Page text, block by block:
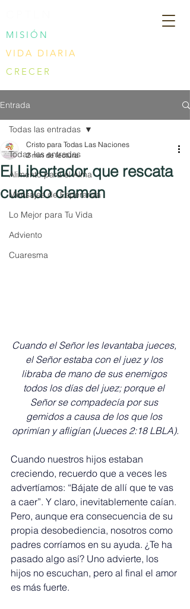
MISIÓN
VIDA DIARIA
CRECER
Entrada
Todas las entradas
Alimento para el Alma
Mensajes de Esperanza
Lo Mejor para Tu Vida
Adviento
Cuaresma
Todas las entradas
El Libertador que rescata
cuando claman
Cristo para Todas Las Naciones
2 min de lectura
Cuando el Señor les levantaba jueces,
el Señor estaba con el juez y los
libraba de mano de sus enemigos
todos los días del juez; porque el
Señor se compadecía por sus
gemidos a causa de los que los
oprimían y afligían (Jueces 2:18 LBLA).
Cuando nuestros hijos estaban
creciendo, recuerdo que a veces les
advertíamos: “Bájate de allí que te vas
a caer”. Y claro, inevitablemente caían.
Pero, aunque era consecuencia de su
propia desobediencia, nosotros como
padres corríamos en su ayuda. ¿Te ha
pasado algo así? Uno advierte, los
hijos no escuchan, pero al final el amor
es más fuerte.